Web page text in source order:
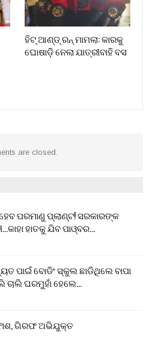
ହିଟ୍ ଆଣ୍ଡ୍ ରନ୍ ମାମଲା: କାରକୁ
ଘୋଷାଡ଼ି ନେଲା ଯାତ୍ରୀବାହି ବସ
are closed.
ହେବ ପରମାଣୁ ପ୍ଲାଣ୍ଟ! ସରକାରଙ୍କ
ହାତକୁ ଯିବ ପାଓ୍ବର…
ପାଇଁ ବୋଡିଂ ସ୍କୁଲ ଛାଡିଥିଲେ ବାପା
ଚାଲି ଘରମୁହାଁ ହେଲେ…
ଗିରଫ ଅଭିଯୁକ୍ତ